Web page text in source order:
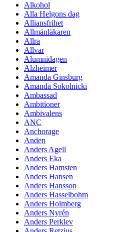
Alkohol
Alla Helgons dag
Alliansfrihet
Allmänläkaren
Allra
Allvar
Alumnidagen
Alzheimer
Amanda Ginsburg
Amanda Sokolnicki
Ambassad
Ambitioner
Ambivalens
ANC
Anchorage
Anden
Anders Agell
Anders Eka
Anders Hamsten
Anders Hansen
Anders Hansson
Anders Hasselbohm
Anders Holmberg
Anders Nyrén
Anders Perklev